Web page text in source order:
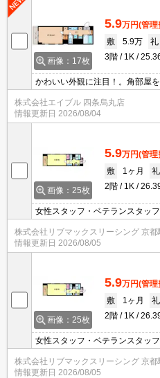
画像：17枚
5.9万円(管理
敷
5.9万 礼
3階
1K
かわいい外観に注目！。角部屋
生活。オートロック。エレベー
あり。エアコン1基付き。室内に
き。
株式会社エイブル 四条烏丸店
情報更新日 2026/08/04
画像：25枚
5.9万円(管理
敷
1ヶ月 礼
2階
1K
女性スタッフ・ベテランスタッ
株式会社リブマックスリーシング 京都
情報更新日 2026/08/05
画像：25枚
5.9万円(管理
敷
1ヶ月 礼
2階
1K
女性スタッフ・ベテランスタッ
株式会社リブマックスリーシング 京都
情報更新日 2026/08/05